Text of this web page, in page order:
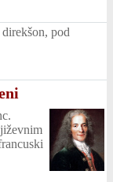
pod